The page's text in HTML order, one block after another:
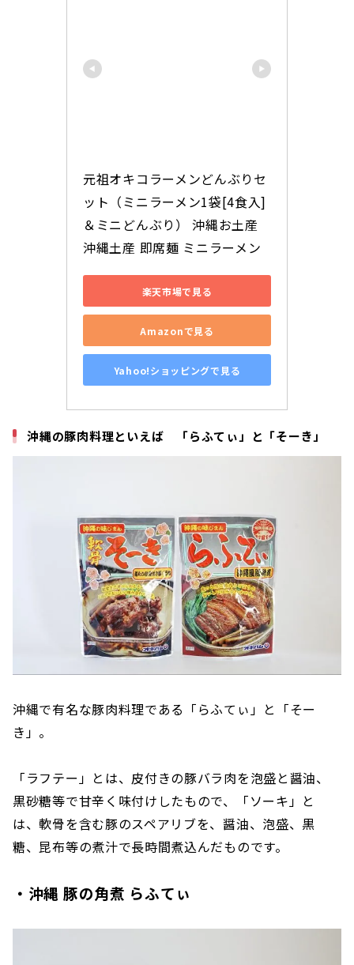
元祖オキコラーメンどんぶりセ
ット（ミニラーメン1袋[4食入]
＆ミニどんぶり） 沖縄お土産
沖縄土産 即席麺 ミニラーメン
楽天市場で見る
Amazonで見る
Yahoo!ショッピングで見る
沖縄の豚肉料理といえば 「らふてぃ」と「そーき」
沖縄で有名な豚肉料理である「らふてぃ」と「そー
き」。
「ラフテー」とは、皮付きの豚バラ肉を泡盛と醤油、
黒砂糖等で甘辛く味付けしたもので、「ソーキ」と
は、軟骨を含む豚のスペアリブを、醤油、泡盛、黒
糖、昆布等の煮汁で長時間煮込んだものです。
・ 沖縄 豚の角煮 らふてぃ